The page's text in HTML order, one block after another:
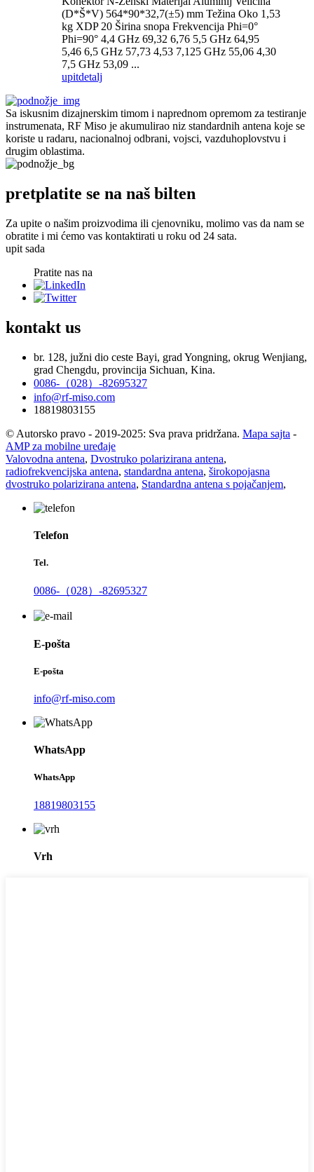
(D*Š*V) 564*90*32,7(±5) mm Težina Oko 1,53
kg XDP 20 Širina snopa Frekvencija Phi=0°
Phi=90° 4,4 GHz 69,32 6,76 5,5 GHz 64,95
5,46 6,5 GHz 57,73 4,53 7,125 GHz 55,06 4,30
7,5 GHz 53,09 ...
upitdetalj
Sa iskusnim dizajnerskim timom i naprednom opremom za testiranje
instrumenata, RF Miso je akumulirao niz standardnih antena koje se
koriste u radaru, nacionalnoj odbrani, vojsci, vazduhoplovstvu i
drugim oblastima.
pretplatite se na naš bilten
Za upite o našim proizvodima ili cjenovniku, molimo vas da nam se
obratite i mi ćemo vas kontaktirati u roku od 24 sata.
upit sada
Pratite nas na
kontakt us
br. 128, južni dio ceste Bayi, grad Yongning, okrug Wenjiang,
grad Chengdu, provincija Sichuan, Kina.
0086-（028）-82695327
info@rf-miso.com
18819803155
© Autorsko pravo - 2019-2025: Sva prava pridržana. Mapa sajta -
AMP za mobilne uređaje
Valovodna antena, Dvostruko polarizirana antena,
radiofrekvencijska antena, standardna antena, širokopojasna
dvostruko polarizirana antena, Standardna antena s pojačanjem,
Telefon
Tel.
0086-（028）-82695327
E-pošta
E-pošta
info@rf-miso.com
WhatsApp
WhatsApp
18819803155
Vrh